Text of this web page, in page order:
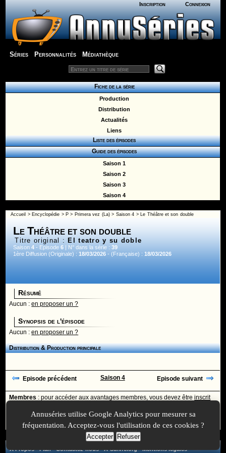
Inscription Connexion
Séries Personnalités Médiathèque
Fiche de la série
Production
Distribution
Actualités
Liens
Liste des épisodes
Guide des épisodes
Saison 1
Saison 2
Saison 3
Saison 4
Accueil > Encyclopédie > P > Primera vez (La)> Saison 4 > Le Théâtre et son double
Le Théâtre et son double
Titre original : El teatro y su doble
Saison4 - Episode6 | N° dans la série :39
1ère Diffusion (Originale) :18/03/2026 - (Française) :18/03/2026
Résumé
Aucun :en proposer un ?
Synopsis de l'épisode
Aucun :en proposer un ?
Distribution & Production principale
Episode précédent Saison 4 Episode suivant
Membres : pour accéder aux avantages membres, vous devez êtreinscrit
Ajoutée le :30/11/-0001 à 00:00 -Mise à jour le :30/11/-0001 à 00:00
A Propos-Plan-Contactez-nous-A-Suivre.org-Mentions légales-
Annuséries utilise Google Analytics pour mesurer sa
fréquentation. Acceptez-vous l'utilisation de ces cookies ?
Accepter Refuser